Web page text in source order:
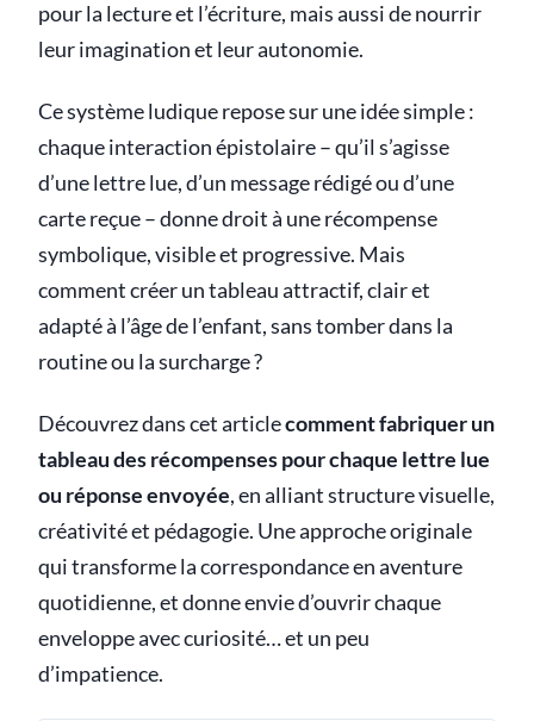
pour la lecture et l’écriture, mais aussi de nourrir
leur imagination et leur autonomie.
Ce système ludique repose sur une idée simple :
chaque interaction épistolaire – qu’il s’agisse
d’une lettre lue, d’un message rédigé ou d’une
carte reçue – donne droit à une récompense
symbolique, visible et progressive. Mais
comment créer un tableau attractif, clair et
adapté à l’âge de l’enfant, sans tomber dans la
routine ou la surcharge ?
Découvrez dans cet articlecomment fabriquer un
tableau des récompenses pour chaque lettre lue
ou réponse envoyée, en alliant structure visuelle,
créativité et pédagogie. Une approche originale
qui transforme la correspondance en aventure
quotidienne, et donne envie d’ouvrir chaque
enveloppe avec curiosité… et un peu
d’impatience.